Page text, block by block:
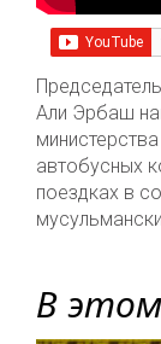
Али Эрбаш
автобусных
поездках в
В